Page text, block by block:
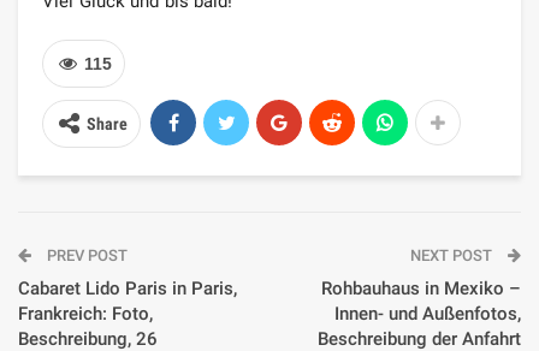
115
Share
PREV POST
Cabaret Lido Paris in Paris,
Frankreich: Foto,
Beschreibung, 26
NEXT POST
Rohbauhaus in Mexiko –
Innen- und Außenfotos,
Beschreibung der Anfahrt